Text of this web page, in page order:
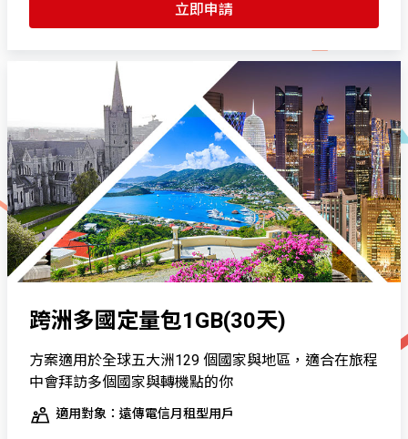
立即申請
跨洲多國定量包1GB(30天)
方案適用於全球五大洲129 個國家與地區，適合在旅程
中會拜訪多個國家與轉機點的你
適用對象：遠傳電信月租型用戶